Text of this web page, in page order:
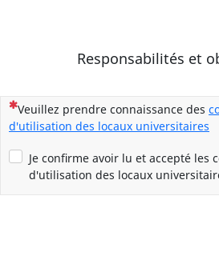
Responsabilités et
(Cette question est obligatoire)
Veuillez prendre connaissance des
d'utilisation des locaux universitaires
Je confirme avoir lu et accepté les
d'utilisation des locaux